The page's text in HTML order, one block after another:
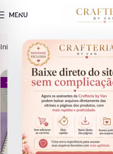
MENU
Início Encadernação > Bloquinhos
AGENDAS
- 95%